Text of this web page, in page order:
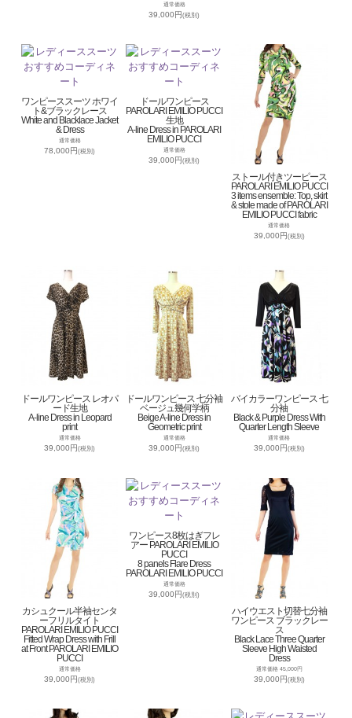
通常価格
39,000円(税別)
ワンピーススーツ ホワイ
ト&ブラックレース
White and Blacklace Jacket
& Dress
通常価格
78,000円(税別)
ドールワンピース
PAROLARI EMILIO PUCCI
生地
A-line Dress in PAROLARI
EMILIO PUCCI
通常価格
39,000円(税別)
ストール付きツーピース
PAROLARI EMILIO PUCCI
3 items ensemble: Top, skirt
& stole made of PAROLARI
EMILIO PUCCI fabric
通常価格
39,000円(税別)
ドールワンピース レオパ
ード生地
A-line Dress in Leopard
print
通常価格
39,000円(税別)
ドールワンピース 七分袖
ベージュ幾何学柄
Beige A-line Dress in
Geometric print
通常価格
39,000円(税別)
バイカラーワンピース 七
分袖
Black & Purple Dress With
Quarter Length Sleeve
通常価格
39,000円(税別)
カシュクール半袖センタ
ーフリルタイト
PAROLARI EMILIO PUCCI
Fitted Wrap Dress with Frill
at Front PAROLARI EMILIO
PUCCI
通常価格
39,000円(税別)
ワンピース8枚はぎフレ
アー PAROLARI EMILIO
PUCCI
8 panels Flare Dress
PAROLARI EMILIO PUCCI
通常価格
39,000円(税別)
ハイウエスト切替七分袖
ワンピース ブラックレー
ス
Black Lace Three Quarter
Sleeve High Waisted
Dress
通常価格 45,000円
39,000円(税別)